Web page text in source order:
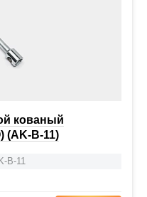
кованый
(AK-B-11)
B-11